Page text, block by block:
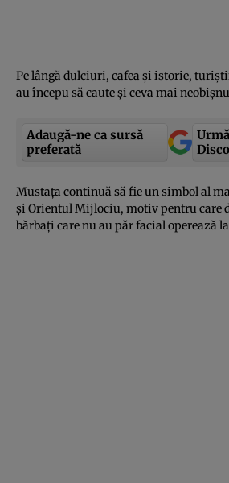
Pe lângă dulciuri, cafea şi istorie,
au începu să caute şi ceva mai
Adaugă-ne ca sursă
preferată
Mustaţa continuă să fie un simbol al
şi Orientul Mijlociu, motiv pentru care
bărbaţi care nu au păr facial operează